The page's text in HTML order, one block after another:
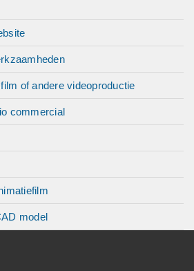
of andere videoproductie
commercial
model